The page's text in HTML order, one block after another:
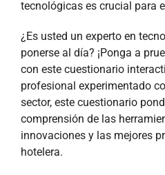
tecnológicas es crucial para
¿Es usted un experto en
ponerse al día? ¡Ponga a
con este cuestionario
profesional experimentado
sector, este cuestionario
comprensión de las
innovaciones y las mejores
hotelera.